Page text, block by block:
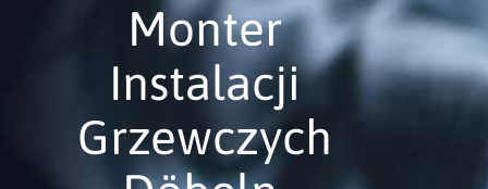
Monter
Instalacji
Grzewczych